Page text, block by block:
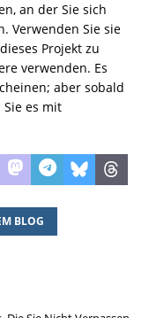
an der Sie sich
Verwenden Sie sie
Projekt zu
verwenden. Es
aber sobald
Sie es mit
BLOG